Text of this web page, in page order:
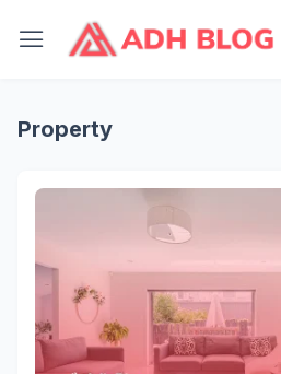
Property